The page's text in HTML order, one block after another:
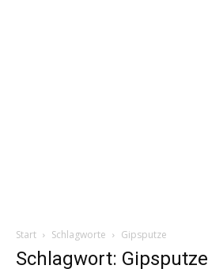
Start Schlagworte Gipsputze
Schlagwort: Gipsputze